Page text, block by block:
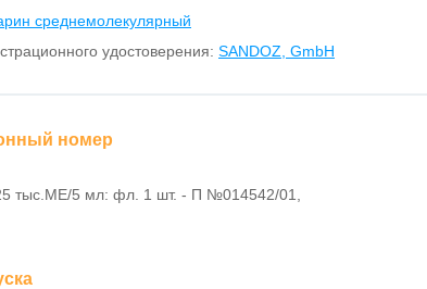
среднемолекулярный
удостоверения: SANDOZ, GmbH
номер
тыс.МЕ/5 мл: фл. 1 шт. - П №014542/01,